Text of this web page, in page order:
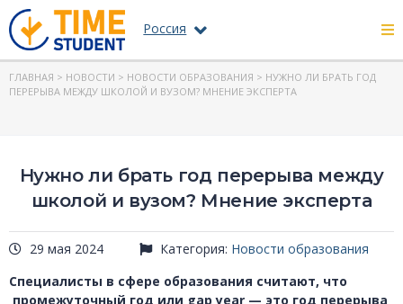
Россия
ГЛАВНАЯ > НОВОСТИ > НОВОСТИ ОБРАЗОВАНИЯ > НУЖНО ЛИ БРАТЬ ГОД
ПЕРЕРЫВА МЕЖДУ ШКОЛОЙ И ВУЗОМ? МНЕНИЕ ЭКСПЕРТА
Нужно ли брать год перерыва между
школой и вузом? Мнение эксперта
29 мая 2024 Категория: Новости образования
Специалисты в сфере образования считают, что
промежуточный год или gap year — это год перерыва